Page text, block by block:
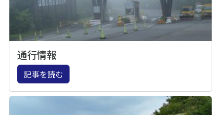
通行情報
記事を読む